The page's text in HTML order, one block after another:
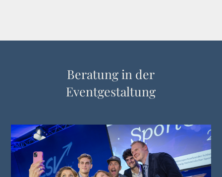
Beratung in der
Eventgestaltung